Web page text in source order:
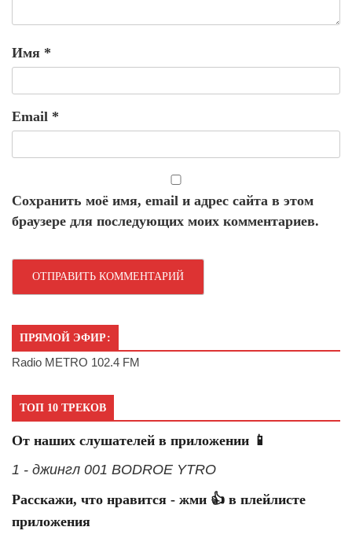
Имя *
Email *
Сохранить моё имя, email и адрес сайта в этом
браузере для последующих моих комментариев.
ПРЯМОЙ ЭФИР:
Radio METRO 102.4 FM
ТОП 10 ТРЕКОВ
От наших слушателей в приложении 📱
1 - джингл 001 BODROE YTRO
Расскажи, что нравится - жми 👍 в плейлисте
приложения